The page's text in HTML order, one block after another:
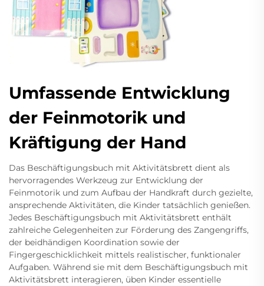
Umfassende Entwicklung
der Feinmotorik und
Kräftigung der Hand
Das Beschäftigungsbuch mit Aktivitätsbrett dient als
hervorragendes Werkzeug zur Entwicklung der
Feinmotorik und zum Aufbau der Handkraft durch gezielte,
ansprechende Aktivitäten, die Kinder tatsächlich genießen.
Jedes Beschäftigungsbuch mit Aktivitätsbrett enthält
zahlreiche Gelegenheiten zur Förderung des Zangengriffs,
der beidhändigen Koordination sowie der
Fingergeschicklichkeit mittels realistischer, funktionaler
Aufgaben. Während sie mit dem Beschäftigungsbuch mit
Aktivitätsbrett interagieren, üben Kinder essentielle